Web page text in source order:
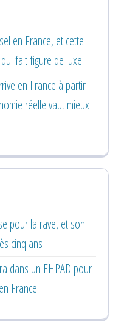
en France, et cette
fait figure de luxe
en France à partir
réelle vaut mieux
pour la rave, et son
cinq ans
dans un EHPAD pour
France